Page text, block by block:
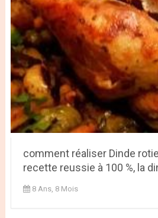
comment réaliser Dinde
recette reussie à 100 %, la
8 Ans, 8 Mois